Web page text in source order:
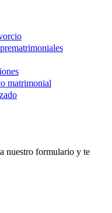
matrimonial
nuestro formulario y te